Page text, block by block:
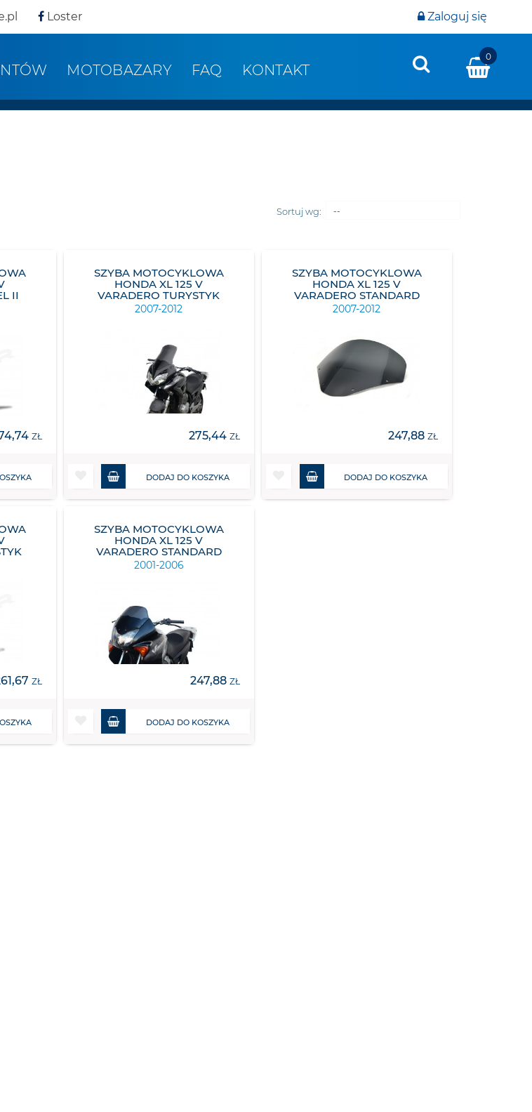
Loster Zaloguj się
0
MOTOBAZARY FAQ KONTAKT
Sortuj wg: --
II
ZŁ
SZYBA MOTOCYKLOWA
HONDA XL 125 V
VARADERO TURYSTYK
2007-2012
275,44 ZŁ
DODAJ DO KOSZYKA
SZYBA MOTOCYKLOWA
HONDA XL 125 V
VARADERO STANDARD
2007-2012
247,88ZŁ
DODAJ DO KOSZYKA
ZŁ
SZYBA MOTOCYKLOWA
HONDA XL 125 V
VARADERO STANDARD
2001-2006
247,88 ZŁ
DODAJ DO KOSZYKA